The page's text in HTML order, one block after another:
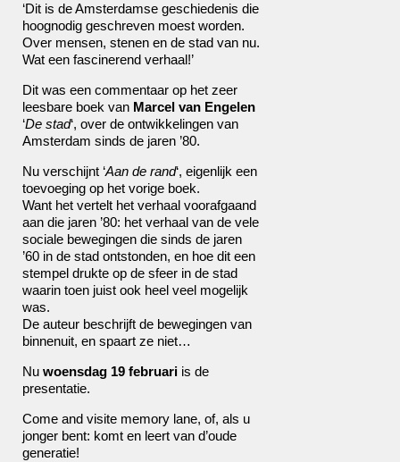
‘Dit is de Amsterdamse geschiedenis die
hoognodig geschreven moest worden.
Over mensen, stenen en de stad van nu.
Wat een fascinerend verhaal!’
Dit was een commentaar op het zeer
leesbare boek van Marcel van Engelen
‘De stad‘, over de ontwikkelingen van
Amsterdam sinds de jaren ’80.
Nu verschijnt ‘Aan de rand‘, eigenlijk een
toevoeging op het vorige boek.
Want het vertelt het verhaal voorafgaand
aan die jaren ’80: het verhaal van de vele
sociale bewegingen die sinds de jaren
’60 in de stad ontstonden, en hoe dit een
stempel drukte op de sfeer in de stad
waarin toen juist ook heel veel mogelijk
was.
De auteur beschrijft de bewegingen van
binnenuit, en spaart ze niet…
Nu woensdag 19 februari is de
presentatie.
Come and visite memory lane, of, als u
jonger bent: komt en leert van d’oude
generatie!